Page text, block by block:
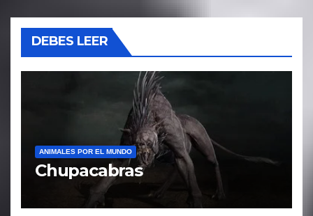
DEBES LEER
ANIMALES POR EL MUNDO
Chupacabras